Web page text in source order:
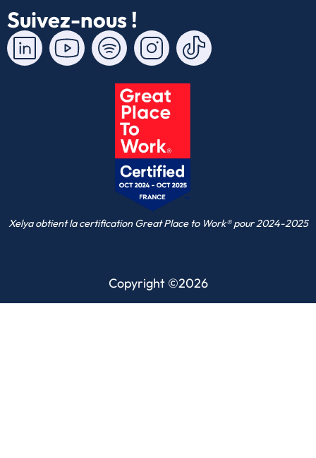
Suivez-nous !
Xelya obtient la certification Great Place to Work® pour 2024-2025
Copyright ©2026